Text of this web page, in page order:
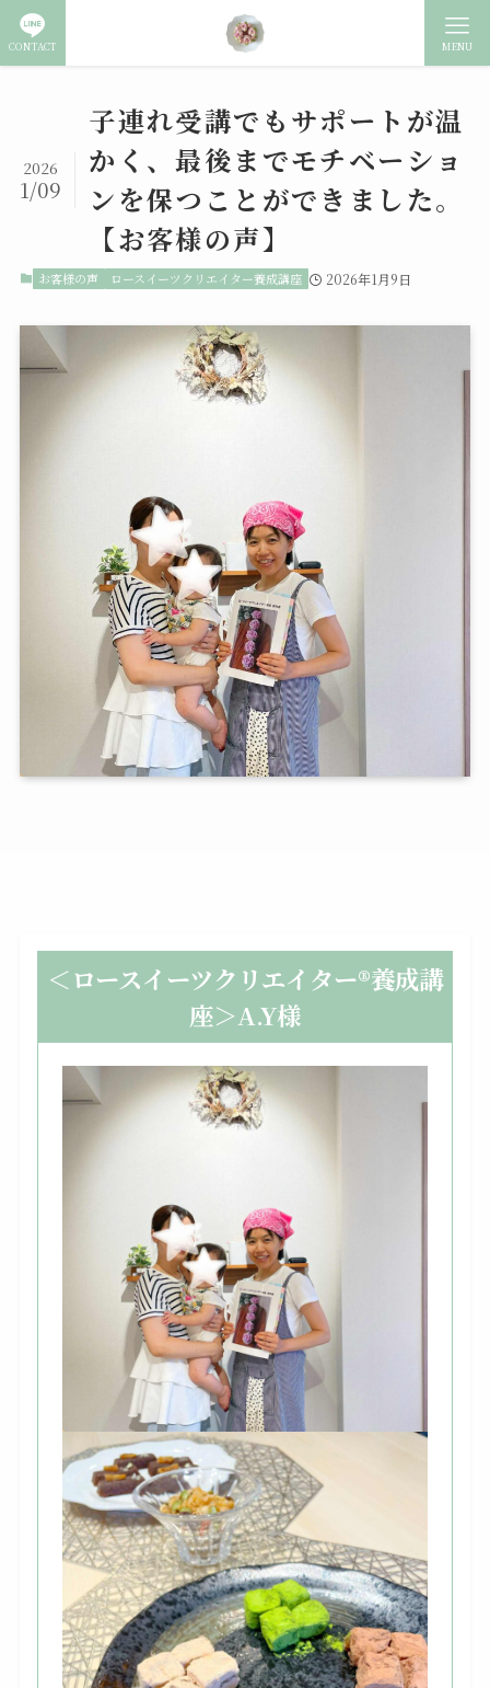
CONTACT MENU
子連れ受講でもサポートが温
かく、最後までモチベーショ
ンを保つことができました。
【お客様の声】
2026
1/09
お客様の声 ロースイーツクリエイター養成講座 2026年1月9日
＜ロースイーツクリエイター®養成講
座＞A.Y様